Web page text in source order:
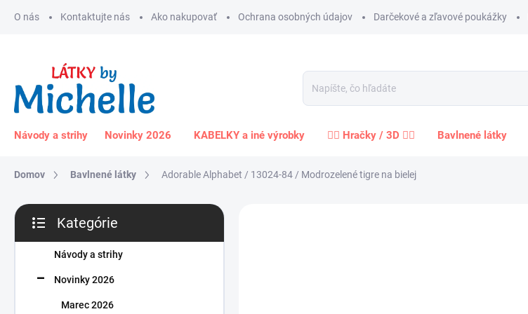
O nás Kontaktujte nás Ako nakupovať Ochrana osobných údajov Darčekové a zľavové poukážky
Návody a strihy Novinky 2026 KABELKY a iné výrobky 🧍‍♀️ Hračky / 3D 🧍‍♂️ Bavlnené látky
Domov Bavlnené látky Adorable Alphabet / 13024-84 / Modrozelené tigre na bielej
B
č
kategórie
Kategórie
Návody a strihy
Novinky 2026
Marec 2026